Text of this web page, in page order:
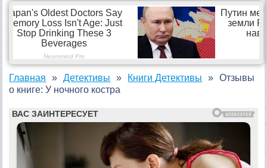
Главная Детективы Книги Детективы
Отзывы
о книге: У ночного костра